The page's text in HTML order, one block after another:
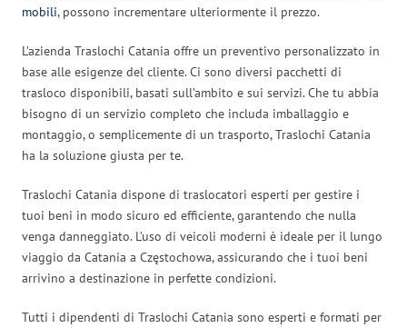
mobili, possono incrementare ulteriormente il prezzo.
L’azienda Traslochi Catania offre un preventivo personalizzato in
base alle esigenze del cliente. Ci sono diversi pacchetti di
trasloco disponibili, basati sull’ambito e sui servizi. Che tu abbia
bisogno di un servizio completo che includa imballaggio e
montaggio, o semplicemente di un trasporto, Traslochi Catania
ha la soluzione giusta per te.
Traslochi Catania dispone di traslocatori esperti per gestire i
tuoi beni in modo sicuro ed efficiente, garantendo che nulla
venga danneggiato. L’uso di veicoli moderni è ideale per il lungo
viaggio da Catania a Częstochowa, assicurando che i tuoi beni
arrivino a destinazione in perfette condizioni.
Tutti i dipendenti di Traslochi Catania sono esperti e formati per